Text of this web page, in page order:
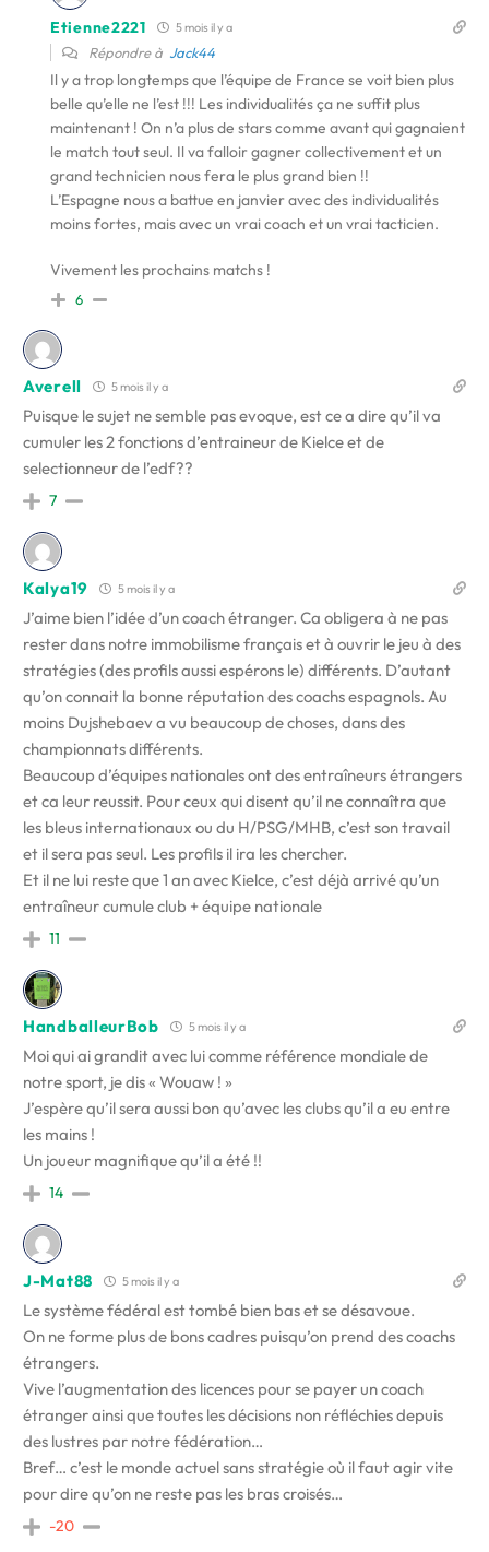
Etienne2221 5 mois il y a
Répondre à Jack44
Il y a trop longtemps que l’équipe de France se voit bien plus
belle qu’elle ne l’est !!! Les individualités ça ne suffit plus
maintenant ! On n’a plus de stars comme avant qui gagnaient
le match tout seul. Il va falloir gagner collectivement et un
grand technicien nous fera le plus grand bien !!
L’Espagne nous a battue en janvier avec des individualités
moins fortes, mais avec un vrai coach et un vrai tacticien.
Vivement les prochains matchs !
6
Averell 5 mois il y a
Puisque le sujet ne semble pas evoque, est ce a dire qu’il va
cumuler les 2 fonctions d’entraineur de Kielce et de
selectionneur de l’edf??
7
Kalya19 5 mois il y a
J’aime bien l’idée d’un coach étranger. Ca obligera à ne pas
rester dans notre immobilisme français et à ouvrir le jeu à des
stratégies (des profils aussi espérons le) différents. D’autant
qu’on connait la bonne réputation des coachs espagnols. Au
moins Dujshebaev a vu beaucoup de choses, dans des
championnats différents.
Beaucoup d’équipes nationales ont des entraîneurs étrangers
et ca leur reussit. Pour ceux qui disent qu’il ne connaîtra que
les bleus internationaux ou du H/PSG/MHB, c’est son travail
et il sera pas seul. Les profils il ira les chercher.
Et il ne lui reste que 1 an avec Kielce, c’est déjà arrivé qu’un
entraîneur cumule club + équipe nationale
11
HandballeurBob 5 mois il y a
Moi qui ai grandit avec lui comme référence mondiale de
notre sport, je dis « Wouaw ! »
J’espère qu’il sera aussi bon qu’avec les clubs qu’il a eu entre
les mains !
Un joueur magnifique qu’il a été !!
14
J-Mat88 5 mois il y a
Le système fédéral est tombé bien bas et se désavoue.
On ne forme plus de bons cadres puisqu’on prend des coachs
étrangers.
Vive l’augmentation des licences pour se payer un coach
étranger ainsi que toutes les décisions non réfléchies depuis
des lustres par notre fédération…
Bref… c’est le monde actuel sans stratégie où il faut agir vite
pour dire qu’on ne reste pas les bras croisés…
-20